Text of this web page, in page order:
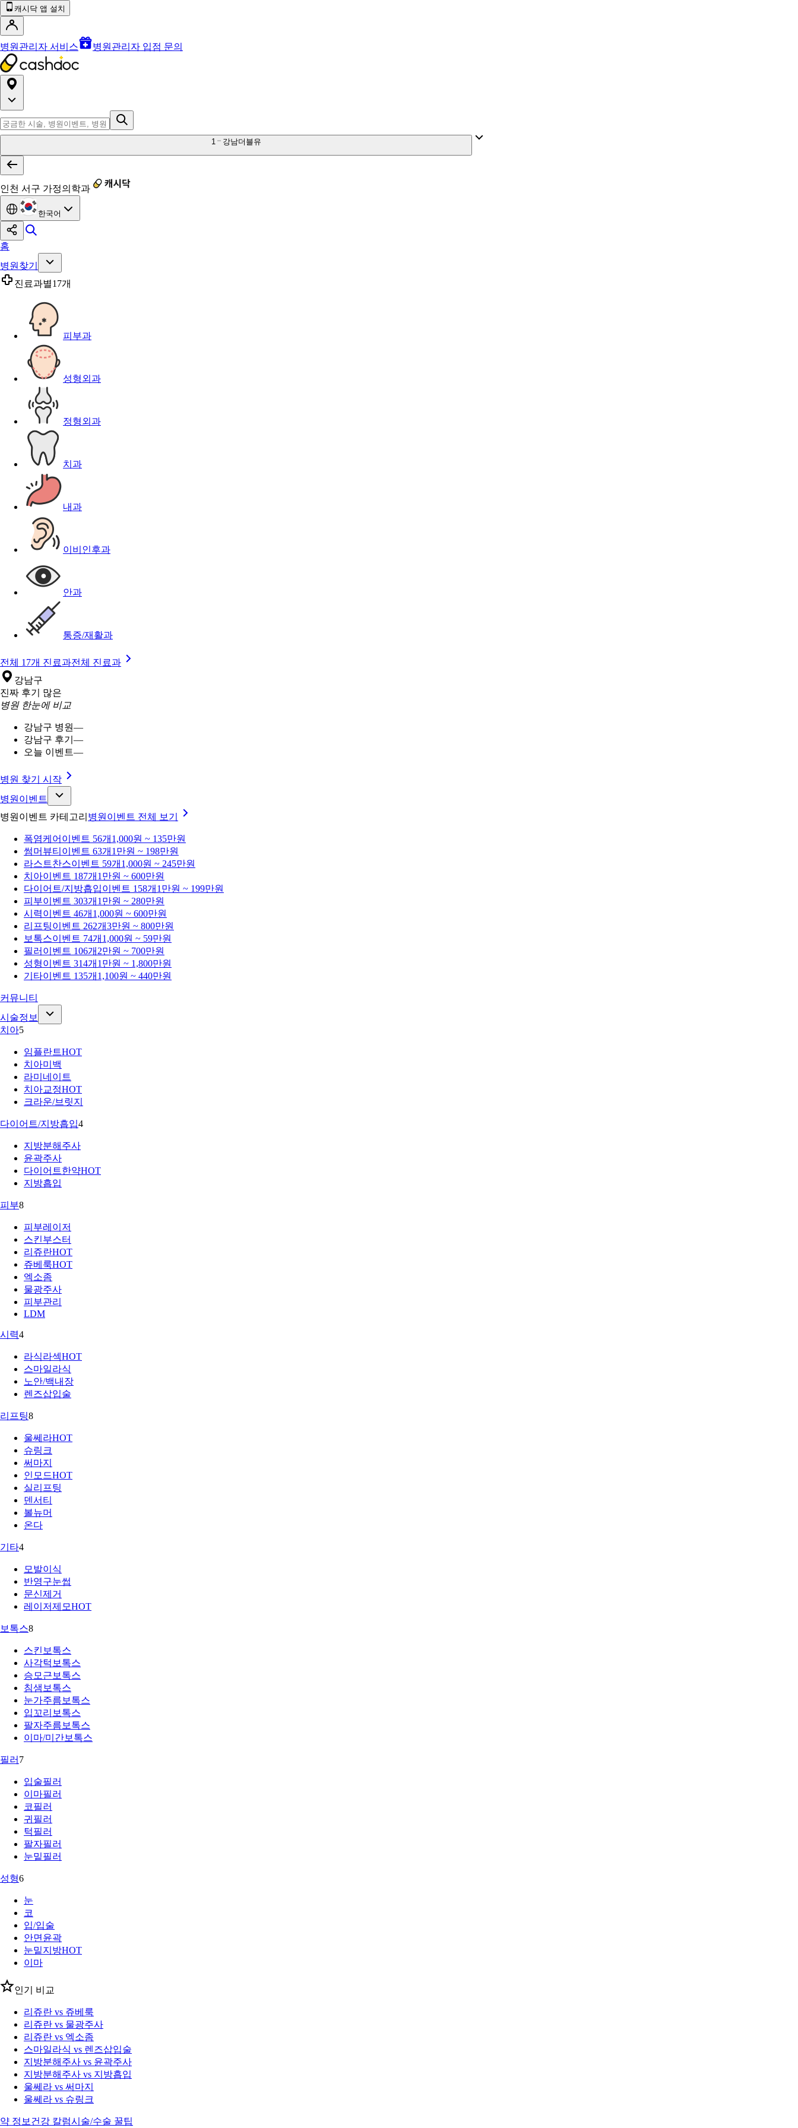
캐시닥 앱 설치
병원관리자 서비스 병원관리자 입점 문의
1 강남더블유
인천 서구 가정의학과
한국어
홈
병원찾기
진료과별17개
피부과
성형외과
정형외과
치과
내과
이비인후과
안과
통증/재활과
전체 17개 진료과전체 진료과
강남구
진짜 후기 많은
병원 한눈에 비교
강남구 병원—
강남구 후기 —
오늘 이벤트—
병원 찾기 시작
병원이벤트
병원이벤트 카테고리 병원이벤트 전체 보기
폭염케어 이벤트 56개 1,000원 ~ 135만원
썸머뷰티 이벤트 63개 1만원 ~ 198만원
라스트찬스이벤트 59개 1,000원 ~ 245만원
치아이벤트 187개 1만원 ~ 600만원
다이어트/지방흡입이벤트 158개 1만원 ~ 199만원
피부이벤트 303개 1만원 ~ 280만원
시력이벤트 46개 1,000원 ~ 600만원
리프팅이벤트 262개3만원 ~ 800만원
보톡스이벤트 74개 1,000원 ~ 59만원
필러 이벤트 106개 2만원 ~ 700만원
성형이벤트 314개 1만원 ~ 1,800만원
기타이벤트 135개 1,100원 ~ 440만원
커뮤니티
시술정보
치아5
임플란트HOT
치아미백
라미네이트
치아교정HOT
크라운/브릿지
다이어트/지방흡입4
지방분해주사
윤곽주사
다이어트한약HOT
지방흡입
피부8
피부레이저
스킨부스터
리쥬란HOT
쥬베룩HOT
엑소좀
물광주사
피부관리
LDM
시력4
라식라섹HOT
스마일라식
노안/백내장
렌즈삽입술
리프팅8
울쎄라HOT
슈링크
써마지
인모드HOT
실리프팅
덴서티
볼뉴머
온다
기타4
모발이식
반영구눈썹
문신제거
레이저제모HOT
보톡스8
스킨보톡스
사각턱보톡스
승모근보톡스
침샘보톡스
눈가주름보톡스
입꼬리보톡스
팔자주름보톡스
이마/미간보톡스
필러 7
입술필러
이마필러
코필러
귀필러
턱필러
팔자필러
눈밑필러
성형6
눈
코
입/입술
안면윤곽
눈밑지방HOT
이마
인기 비교
리쥬란 vs 쥬베룩
리쥬란 vs 물광주사
리쥬란 vs 엑소좀
스마일라식 vs 렌즈삽입술
지방분해주사 vs 윤곽주사
지방분해주사 vs 지방흡입
울쎄라 vs 써마지
울쎄라 vs 슈링크
약 정보 건강 칼럼시술/수술 꿀팁